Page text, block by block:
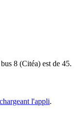
8 (Citéa) est de 45.
l'appli.